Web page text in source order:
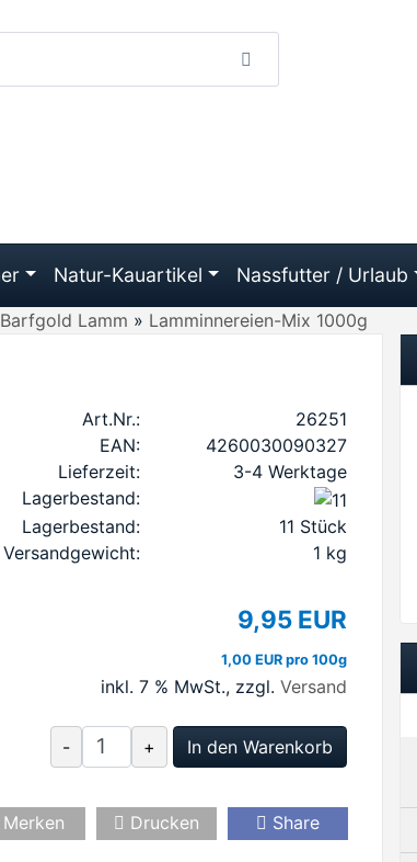
Natur-Kauartikel Nassfutter / Urlaub
Barfgold Lamm » Lamminnereien-Mix 1000g
Art.Nr.:
26251
EAN:
4260030090327
Lieferzeit:
3-4 Werktage
Lagerbestand:
Lagerbestand:
11 Stück
Versandgewicht:
1 kg
9,95 EUR
1,00 EUR pro 100g
inkl. 7 % MwSt., zzgl. Versand
- + In den Warenkorb
Merken Drucken Share